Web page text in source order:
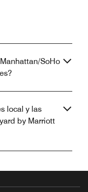
SoHo
local y las
by Marriott